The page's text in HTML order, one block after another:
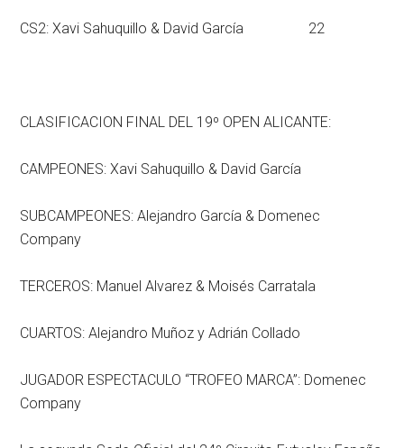
CS2: Xavi Sahuquillo & David García 22
CLASIFICACION FINAL DEL 19º OPEN ALICANTE:
CAMPEONES: Xavi Sahuquillo & David García
SUBCAMPEONES: Alejandro García & Domenec
Company
TERCEROS: Manuel Alvarez & Moisés Carratala
CUARTOS: Alejandro Muñoz y Adrián Collado
JUGADOR ESPECTACULO “TROFEO MARCA”: Domenec
Company